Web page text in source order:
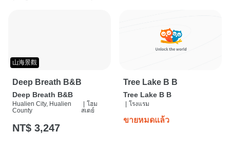
山海景觀
Deep Breath B&B
Deep Breath B&B
Hualien City, Hualien
County
โฮม
สเตย์
NT$ 3,247
Tree Lake B B
Tree Lake B B
โรงแรม
ขายหมดแล้ว